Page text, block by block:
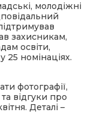
молодіжні
захисникам,
освіти,
25 номінаціях.
фотографії,
відгуки про
Деталі –